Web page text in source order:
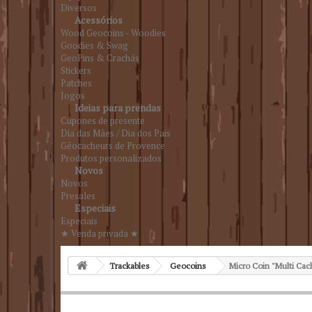
Diversos
Acessórios
Wood Geocoins - Woodies
Goodies & Swag
GeoPins & Crachás
Stickers
Patches
Jogos
Ideias para prendas
Cupones de presente
Dia das Mães / Dia dos Pais
Géocacheurs de Provence
Produtos personalizados
Novos
Novos
Presales
Especiais
Especiais
★ Venda privada ★
Trackables Geocoins Micro Coin "Multi